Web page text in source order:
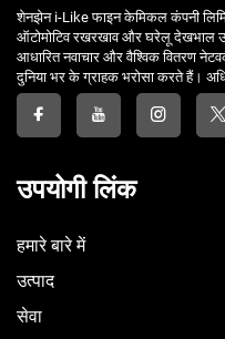
शेनझेन i-Like फाइन केमिकल कंपनी
ऑटोमोटिव रखरखाव और घरेलू देखभाल
आधारित नवाचार और वैश्विक वितरण
दुनिया भर के ग्राहक भरोसा करते हैं।
उपयोगी लिंक
हमारे बारे में
उत्पाद
सेवा